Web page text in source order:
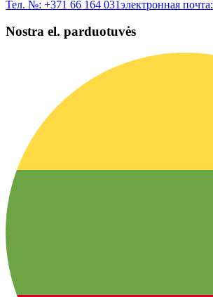
Тел. №: +371 66 164 031электронная почта:
Nostra el. parduotuvės